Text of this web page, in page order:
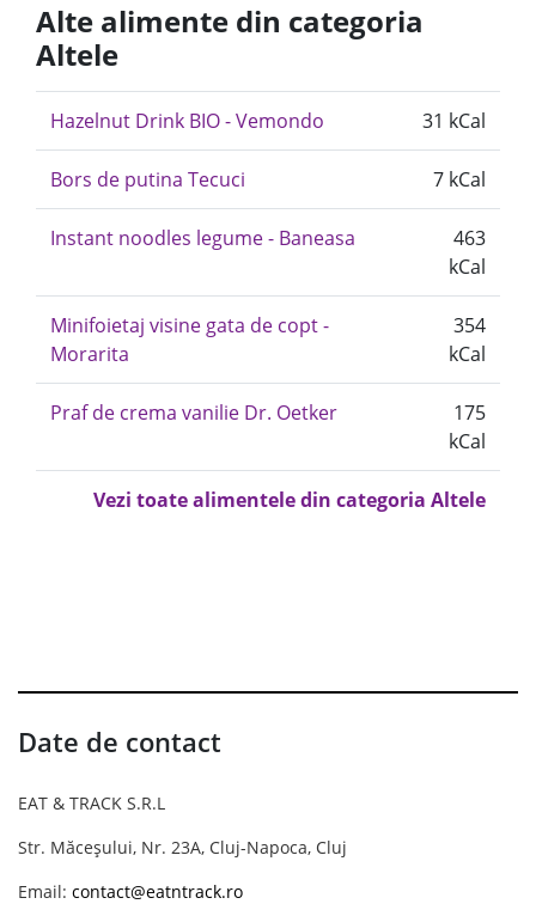
Alte alimente din categoria
Altele
Hazelnut Drink BIO - Vemondo 31 kCal
Bors de putina Tecuci 7 kCal
Instant noodles legume - Baneasa
463
kCal
Minifoietaj visine gata de copt -
Morarita
354
kCal
Praf de crema vanilie Dr. Oetker
175
kCal
Vezi toate alimentele din categoria Altele
Date de contact
EAT & TRACK S.R.L
Str. Măceșului, Nr. 23A, Cluj-Napoca, Cluj
Email: contact@eatntrack.ro